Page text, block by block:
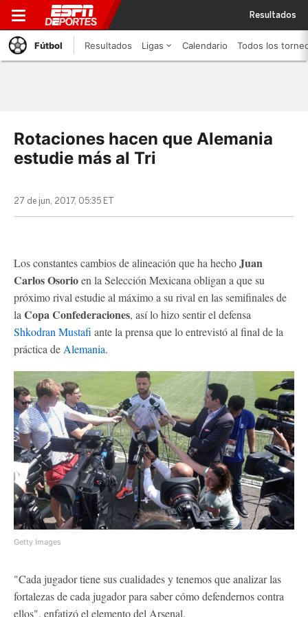
Resultados
Fútbol Resultados Ligas Calendario Todos los
Rotaciones hacen que Alemania
estudie más al Tri
27 de jun, 2017, 05:35 ET
Los constantes cambios de alineación que ha hechoJuan
Carlos Osorioen la Selección Mexicana obligan a que su
próximo rival estudie al máximo a su rival en las semifinales de
la Copa Confederaciones, así lo hizo sentir el defensa
Shkodran Mustafi ante la prensa que lo entrevistó al final de la
práctica de Alemania.
Getty Images
"Cada jugador tiene sus cualidades y tenemos que analizar las
fortalezas de cada jugador para saber cómo defendernos contra
ellos", enfatizó el elemento del Arsenal.